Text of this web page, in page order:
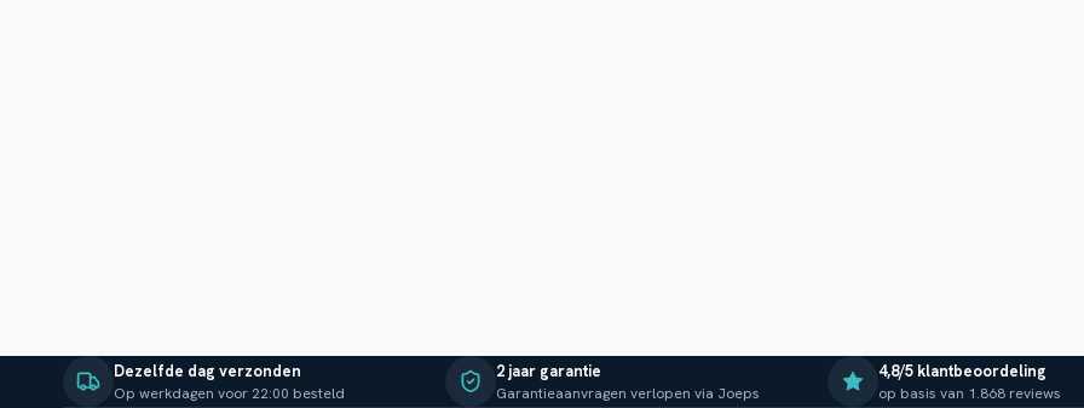
Dezelfde dag verzonden
Op werkdagen voor 22:00 besteld
2 jaar garantie
Garantieaanvragen verlopen via Joeps
4,8/5 klantbeoordeling
op basis van 1.868 reviews